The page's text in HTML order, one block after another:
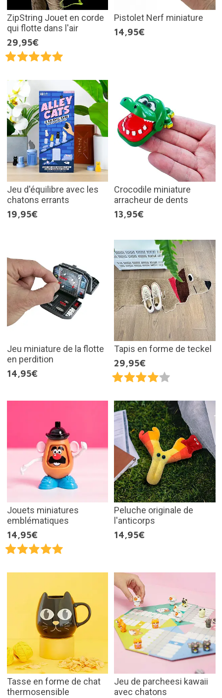
ZipString Jouet en corde
qui flotte dans l'air
29,95€
Pistolet Nerf miniature
14,95€
Jeu d'équilibre avec les
chatons errants
19,95€
Crocodile miniature
arracheur de dents
13,95€
Jeu miniature de la flotte
en perdition
14,95€
Tapis en forme de teckel
29,95€
Jouets miniatures
emblématiques
14,95€
Peluche originale de
l'anticorps
14,95€
Tasse en forme de chat
thermosensible
Jeu de parcheesi kawaii
avec chatons